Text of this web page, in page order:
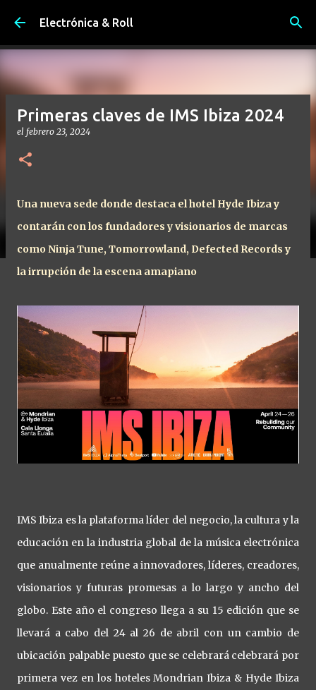
Ir al contenido principal
Electrónica & Roll
Primeras claves de IMS Ibiza 2024
el febrero 23, 2024
Una nueva sede donde destaca el hotel Hyde Ibiza y
contarán con los fundadores y visionarios de marcas
como Ninja Tune, Tomorrowland, Defected Records y
la irrupción de la escena amapiano
IMS Ibiza es la plataforma líder del negocio, la cultura y la
educación en la industria global de la música electrónica
que anualmente reúne a innovadores, líderes, creadores,
visionarios y futuras promesas a lo largo y ancho del
globo. Este año el congreso llega a su 15 edición que se
llevará a cabo del 24 al 26 de abril con un cambio de
ubicación palpable puesto que se celebrará celebrará por
primera vez en los hoteles Mondrian Ibiza & Hyde Ibiza